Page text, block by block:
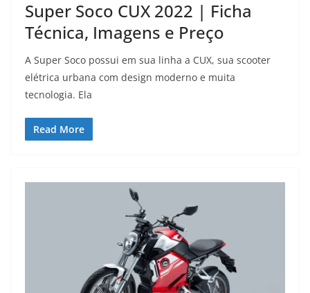
Super Soco CUX 2022 | Ficha
Técnica, Imagens e Preço
A Super Soco possui em sua linha a CUX, sua scooter
elétrica urbana com design moderno e muita
tecnologia. Ela
Read More